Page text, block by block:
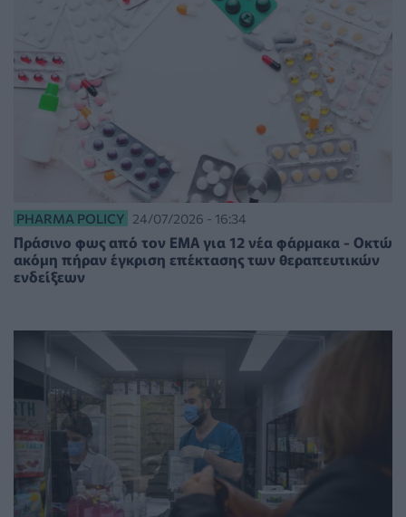
PHARMA POLICY 24/07/2026 - 16:34
Πράσινο φως από τον EMA για 12 νέα φάρμακα - Οκτώ
ακόμη πήραν έγκριση επέκτασης των θεραπευτικών
ενδείξεων